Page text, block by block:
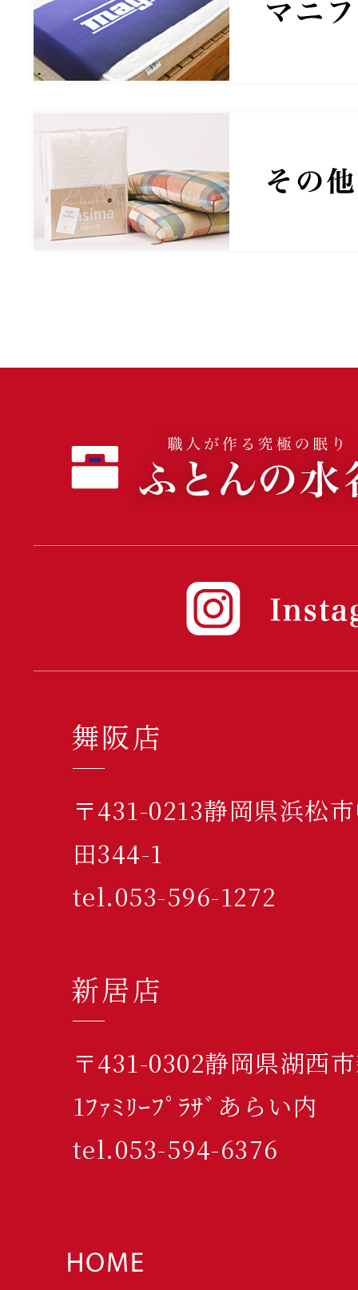
舞阪店
〒431-0213静岡県浜松
田344-1
tel.053-596-1272
新居店
〒431-0302静岡県湖西
1ﾌｧﾐﾘｰﾌﾟﾗｻﾞあらい内
tel.053-594-6376